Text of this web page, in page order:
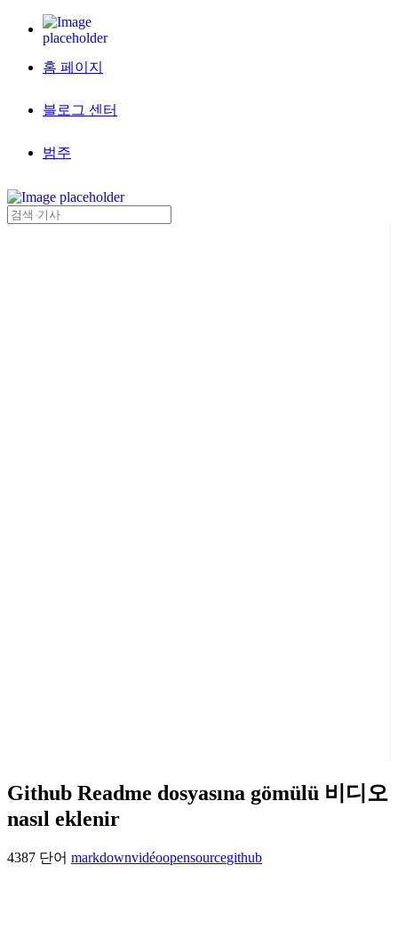
홈 페이지
블로그 센터
범주
Github Readme dosyasına gömülü 비디오
nasıl eklenir
4387 단어 markdownvidéoopensourcegithub